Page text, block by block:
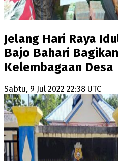
Jelang Hari Raya
Bajo Bahari
Kelembagaan Desa
Sabtu, 9 Jul 2022 22:38 UTC